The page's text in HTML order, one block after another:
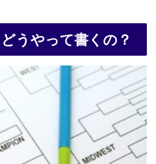
うやって書くの？